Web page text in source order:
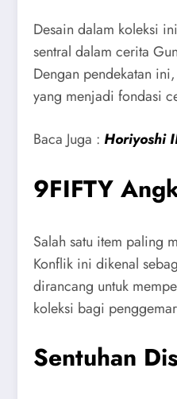
Desain dalam koleksi
sentral dalam cerita
Dengan pendekatan
yang menjadi fondasi
Baca Juga : Horiyoshi
9FIFTY
Salah satu item paling
Konflik ini dikenal
dirancang untuk
koleksi bagi
Sentuhan